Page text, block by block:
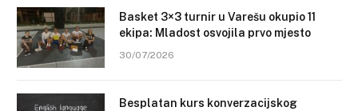
Basket 3×3 turnir u Varešu okupio 11
ekipa: Mladost osvojila prvo mjesto
30/07/2026
Besplatan kurs konverzacijskog